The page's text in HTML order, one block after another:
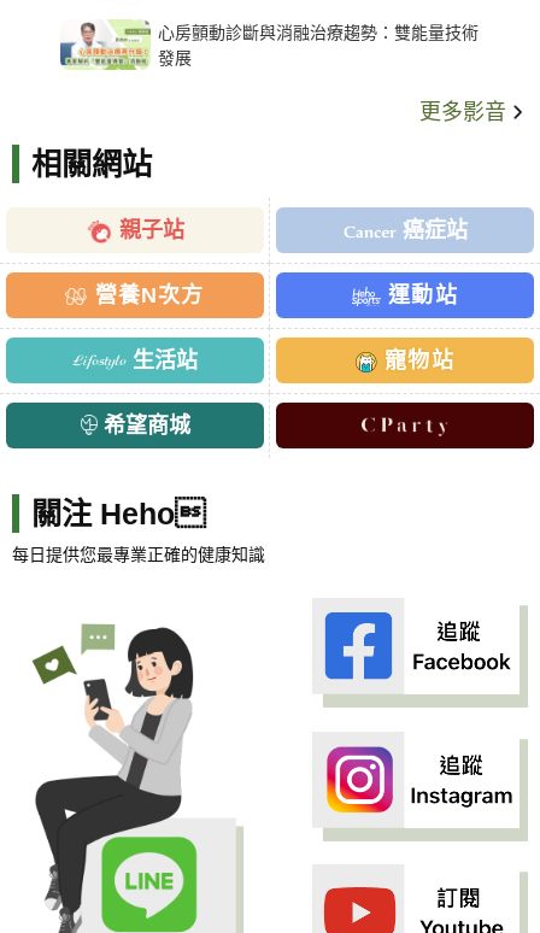
心房顫動診斷與消融治療趨勢：雙能量技術
發展
更多影音
相關網站
親子站 癌症站
營養N次方 運動站
生活站 寵物站
希望商城
關注 Heho
每日提供您最專業正確的健康知識